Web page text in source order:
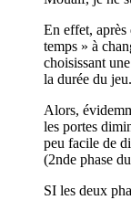
En effet, après
temps » à
choisissant
la durée du jeu.
Alors,
les portes
peu facile de
(2nde phase
SI les deux